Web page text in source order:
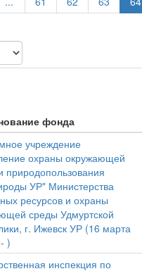
фонда
учреждение
охраны окружающей
природопользования
УР" Министерства
ресурсов и охраны
среды Удмуртской
г. Ижевск УР (16 марта
)
инспекция по